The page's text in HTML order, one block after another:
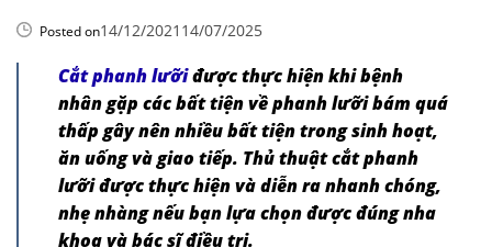
Posted on14/12/2021 14/07/2025
Cắt phanh lưỡiđược thực hiện khi bệnh
nhân gặp các bất tiện về phanh lưỡi bám quá
thấp gây nên nhiều bất tiện trong sinh hoạt,
ăn uống và giao tiếp. Thủ thuật cắt phanh
lưỡi được thực hiện và diễn ra nhanh chóng,
nhẹ nhàng nếu bạn lựa chọn được đúng nha
khoa và bác sĩ điều trị.